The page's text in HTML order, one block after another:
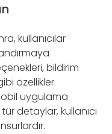
kullanıcılar
bildirim
özellikler
uygulama
detaylar, kullanıcı